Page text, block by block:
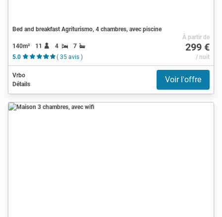
Bed and breakfast Agriturismo, 4 chambres, avec piscine
140m² 11 4
7
5.0
( 35 avis )
À partir de
299 €
/ nuit
Vrbo
Détails
Voir l'offre